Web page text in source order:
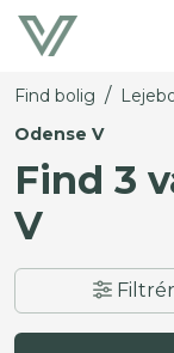
Find bolig /
Odense V
Find 3
V
Filtrér